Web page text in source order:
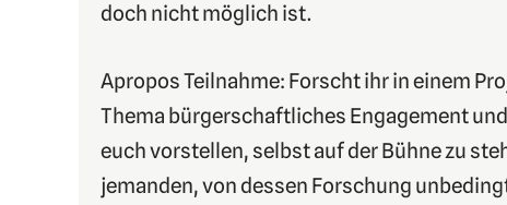
doch nicht möglich ist.
Apropos Teilnahme: Forscht ihr in einem
Thema bürgerschaftliches Engagement
euch vorstellen, selbst auf der Bühne zu
jemanden, von dessen Forschung